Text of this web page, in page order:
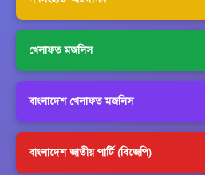
খেলাফত মজলিস
বাংলাদেশ খেলাফত মজলিস
বাংলাদেশ জাতীয় পার্টি (বিজেপি)